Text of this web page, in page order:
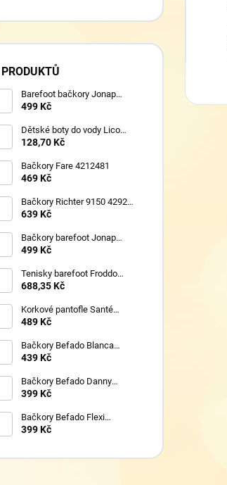
Barefoot bačkory Jonap
Home New fialová kočička
499 Kč
Dětské boty do vody Lico
430124 růžové
128,70 Kč
Bačkory Fare 4212481
469 Kč
Bačkory Richter 9150 4292
1411
639 Kč
Bačkory barefoot Jonap
Home New Police
499 Kč
Tenisky barefoot Froddo
G1700440-17 Mint
688,35 Kč
Korkové pantofle Santé
VN/326 černá
489 Kč
Bačkory Befado Blanca
114Y536
439 Kč
Bačkory Befado Danny
974Y598N
399 Kč
Bačkory Befado Flexi
627P023
399 Kč